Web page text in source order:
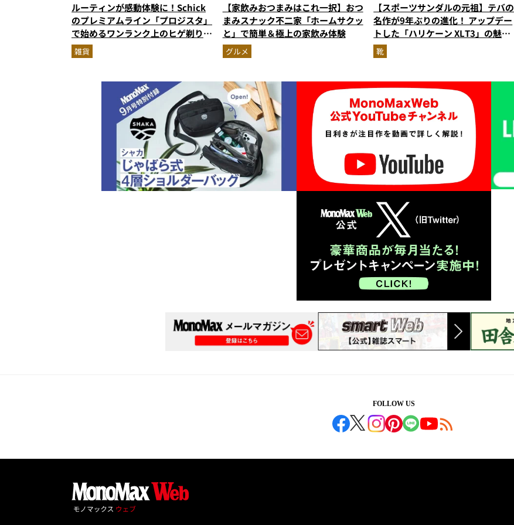
ルーティンが感動体験に！Schick
のプレミアムライン「プロジスタ」
で始めるワンランク上のヒゲ剃り習
慣
雑貨
【家飲みおつまみはこれ一択】おつ
まみスナック不二家「ホームサクッ
と」で簡単＆極上の家飲み体験
グルメ
【スポーツサンダルの元祖】テバの
名作が9年ぶりの進化！ アップデー
トした「ハリケーン XLT3」の魅力
を識者があらゆる角度から徹底解
説！
靴
FOLLOW US